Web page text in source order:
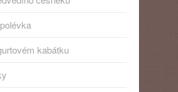
kabátku